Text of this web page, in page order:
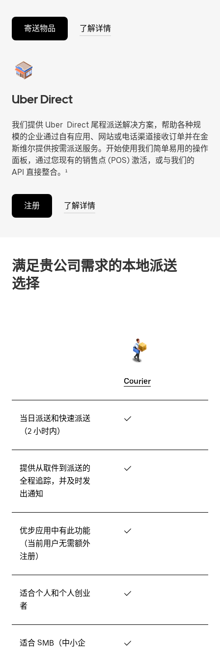
寄送物品 了解详情
Uber Direct
我们提供 Uber Direct 尾程派送解决方案，帮助各种规
模的企业通过自有应用、网站或电话渠道接收订单并在金
斯维尔提供按需派送服务。开始使用我们简单易用的操作
面板，通过您现有的销售点 (POS) 激活，或与我们的
API 直接整合。¹
注册 了解详情
满足贵公司需求的本地派送
选择
Courier
当日派送和快速派送
（2 小时内）
✓
提供从取件到派送的
全程追踪，并及时发
出通知
✓
优步应用中有此功能
（当前用户无需额外
注册）
✓
适合个人和个人创业
者
✓
适合 SMB（中小企 ✓